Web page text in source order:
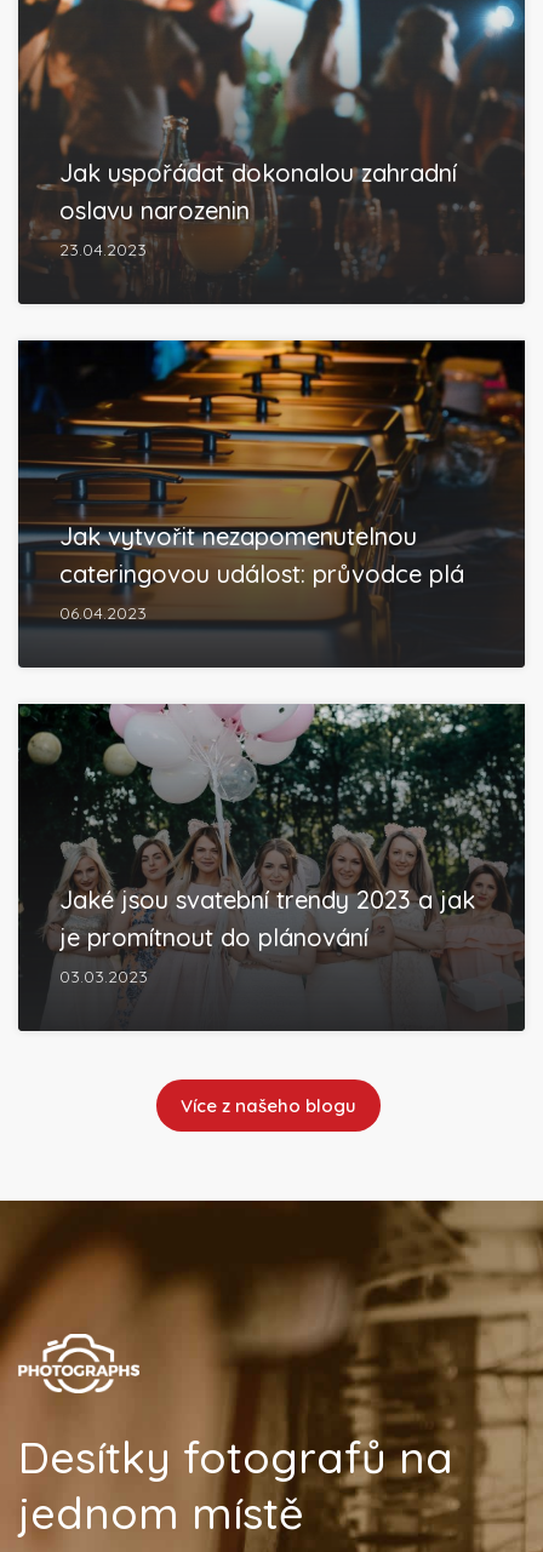
Jak uspořádat dokonalou zahradní
oslavu narozenin
23.04.2023
Jak vytvořit nezapomenutelnou
cateringovou událost: průvodce plá
06.04.2023
Jaké jsou svatební trendy 2023 a jak
je promítnout do plánování
03.03.2023
Více z našeho blogu
Desítky fotografů na
jednom místě